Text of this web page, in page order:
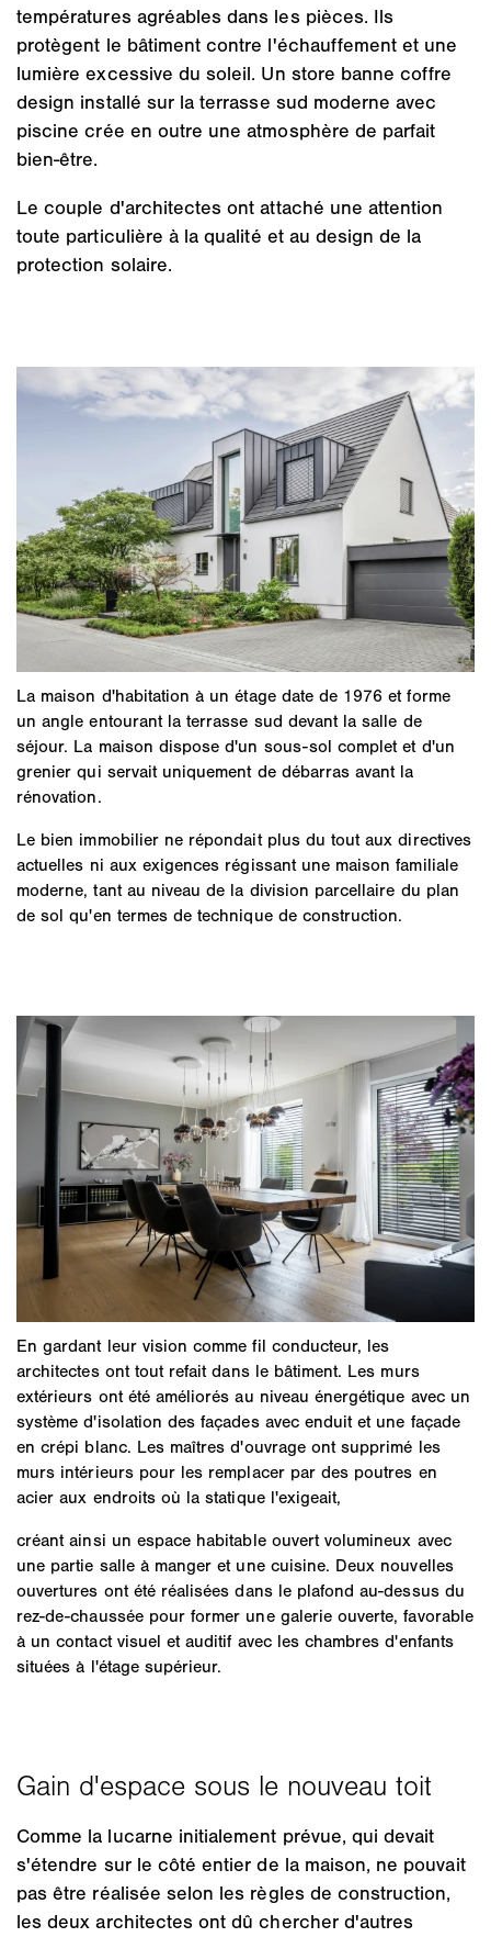
températures agréables dans les pièces. Ils
protègent le bâtiment contre l'échauffement et une
lumière excessive du soleil. Un store banne coffre
design installé sur la terrasse sud moderne avec
piscine crée en outre une atmosphère de parfait
bien-être.
Le couple d'architectes ont attaché une attention
toute particulière à la qualité et au design de la
protection solaire.
La maison d'habitation à un étage date de 1976 et forme
un angle entourant la terrasse sud devant la salle de
séjour. La maison dispose d'un sous-sol complet et d'un
grenier qui servait uniquement de débarras avant la
rénovation.
Le bien immobilier ne répondait plus du tout aux directives
actuelles ni aux exigences régissant une maison familiale
moderne, tant au niveau de la division parcellaire du plan
de sol qu'en termes de technique de construction.
En gardant leur vision comme fil conducteur, les
architectes ont tout refait dans le bâtiment. Les murs
extérieurs ont été améliorés au niveau énergétique avec un
système d'isolation des façades avec enduit et une façade
en crépi blanc. Les maîtres d'ouvrage ont supprimé les
murs intérieurs pour les remplacer par des poutres en
acier aux endroits où la statique l'exigeait,
créant ainsi un espace habitable ouvert volumineux avec
une partie salle à manger et une cuisine. Deux nouvelles
ouvertures ont été réalisées dans le plafond au-dessus du
rez-de-chaussée pour former une galerie ouverte, favorable
à un contact visuel et auditif avec les chambres d'enfants
situées à l'étage supérieur.
Comme la lucarne initialement prévue, qui devait
s'étendre sur le côté entier de la maison, ne pouvait
pas être réalisée selon les règles de construction,
les deux architectes ont dû chercher d'autres